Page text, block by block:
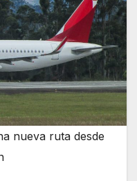
nueva ruta desde